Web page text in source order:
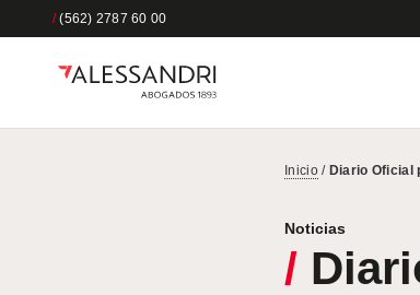
/(562) 2787 60 00
Inicio/ Diario Oficial
Noticias
/